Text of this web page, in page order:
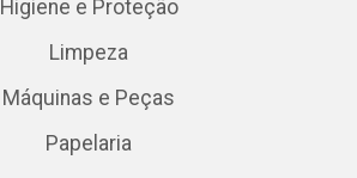
Higiene e Proteção
Limpeza
Máquinas e Peças
Papelaria